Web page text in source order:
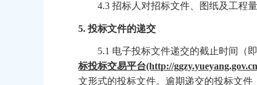
4.3 招标人对招标文件、图纸及工程
5. 投标文件的递交
5.1 电子投标文件递交的截止时间（
标投标交易平台(http://
文形式的投标文件。逾期递交的投标文件